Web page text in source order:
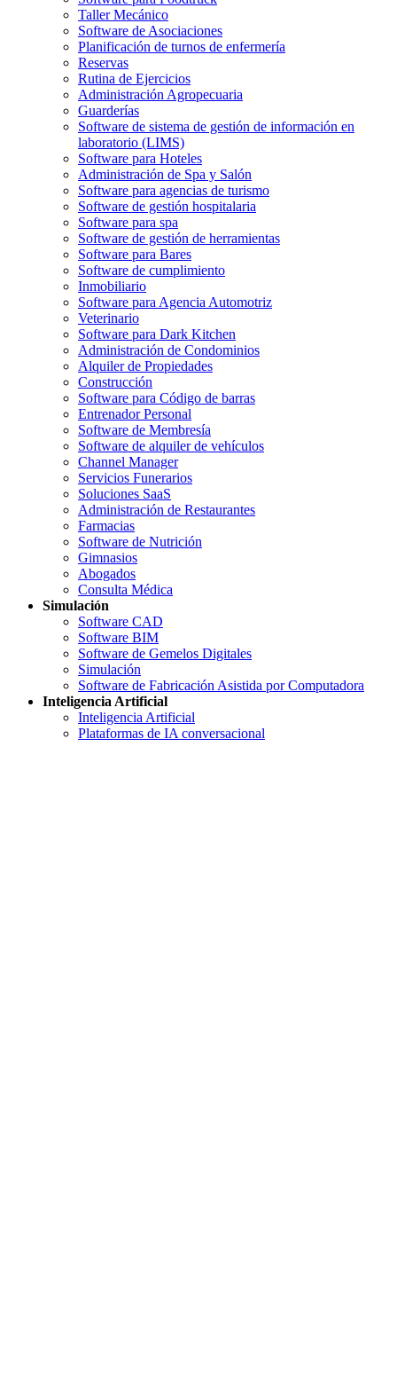
Taller Mecánico
Software de Asociaciones
Planificación de turnos de enfermería
Reservas
Rutina de Ejercicios
Administración Agropecuaria
Guarderías
Software de sistema de gestión de información en
laboratorio (LIMS)
Software para Hoteles
Administración de Spa y Salón
Software para agencias de turismo
Software de gestión hospitalaria
Software para spa
Software de gestión de herramientas
Software para Bares
Software de cumplimiento
Inmobiliario
Software para Agencia Automotriz
Veterinario
Software para Dark Kitchen
Administración de Condominios
Alquiler de Propiedades
Construcción
Software para Código de barras
Entrenador Personal
Software de Membresía
Software de alquiler de vehículos
Channel Manager
Servicios Funerarios
Soluciones SaaS
Administración de Restaurantes
Farmacias
Software de Nutrición
Gimnasios
Abogados
Consulta Médica
Simulación
Software CAD
Software BIM
Software de Gemelos Digitales
Simulación
Software de Fabricación Asistida por Computadora
Inteligencia Artificial
Inteligencia Artificial
Plataformas de IA conversacional